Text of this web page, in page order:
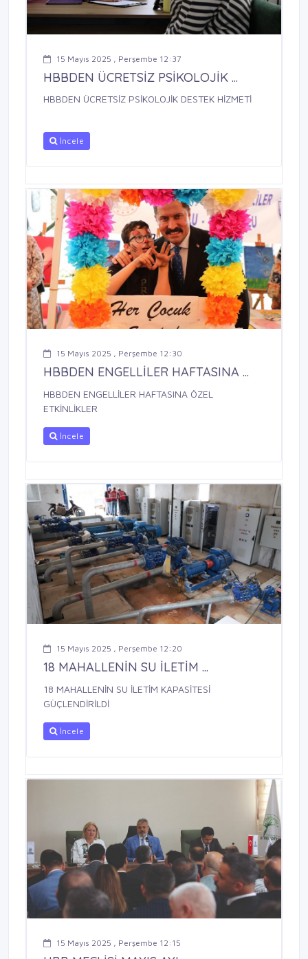
15 Mayıs 2025 , Perşembe 12:37
HBBDEN ÜCRETSİZ PSİKOLOJİK ...
HBBDEN ÜCRETSİZ PSİKOLOJİK DESTEK HİZMETİ
İncele
15 Mayıs 2025 , Perşembe 12:30
HBBDEN ENGELLİLER HAFTASINA ...
HBBDEN ENGELLİLER HAFTASINA ÖZEL
ETKİNLİKLER
İncele
15 Mayıs 2025 , Perşembe 12:20
18 MAHALLENİN SU İLETİM ...
18 MAHALLENİN SU İLETİM KAPASİTESİ
GÜÇLENDİRİLDİ
İncele
15 Mayıs 2025 , Perşembe 12:15